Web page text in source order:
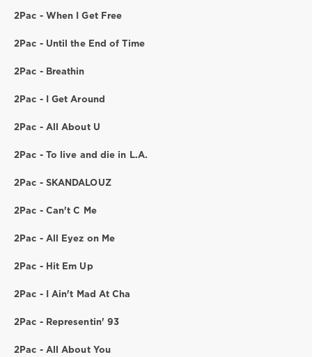
2Pac - When I Get Free
2Pac - Until the End of Time
2Pac - Breathin
2Pac - I Get Around
2Pac - All About U
2Pac - To live and die in L.A.
2Pac - SKANDALOUZ
2Pac - Can't C Me
2Pac - All Eyez on Me
2Pac - Hit Em Up
2Pac - I Ain't Mad At Cha
2Pac - Representin' 93
2Pac - All About You